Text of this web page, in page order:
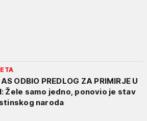
ODBIO PREDLOG ZA PRIMIRJE U
Žele samo jedno, ponovio je stav
naroda